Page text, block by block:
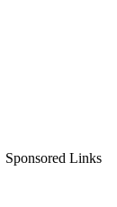
Sponsored Links